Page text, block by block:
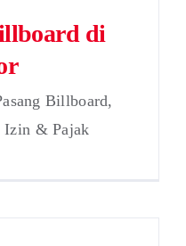
di
Billboard,
Izin & Pajak